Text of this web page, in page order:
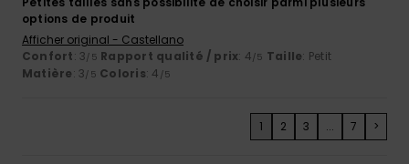
options de produit
Afficher original - Castellano
Confort: 3/5 Rapport qualité / prix: 4/5 Taille: Petit
Matière: 3/5 Coloris: 4 /5
1 2 3 ... 7 >